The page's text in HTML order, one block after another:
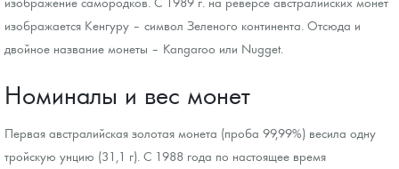
изображается Кенгуру – символ Зеленого континента. Отсюда и
двойное название монеты – Kangaroo или Nugget.
Номиналы и вес монет
Первая австралийская золотая монета (проба 99,99%) весила одну
тройскую унцию (31,1 г). С 1988 года по настоящее время